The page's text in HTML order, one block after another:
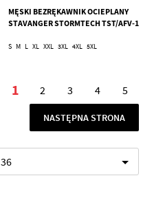
MĘSKI BEZRĘKAWNIK OCIEPLANY
STAVANGER STORMTECH TST/AFV-1
S M L XL XXL 3XL 4XL 5XL
Aktualnie czytasz
1 Strona
2 Strona
3 Strona
4 5
STRONA
NASTĘPNA STRONA
36